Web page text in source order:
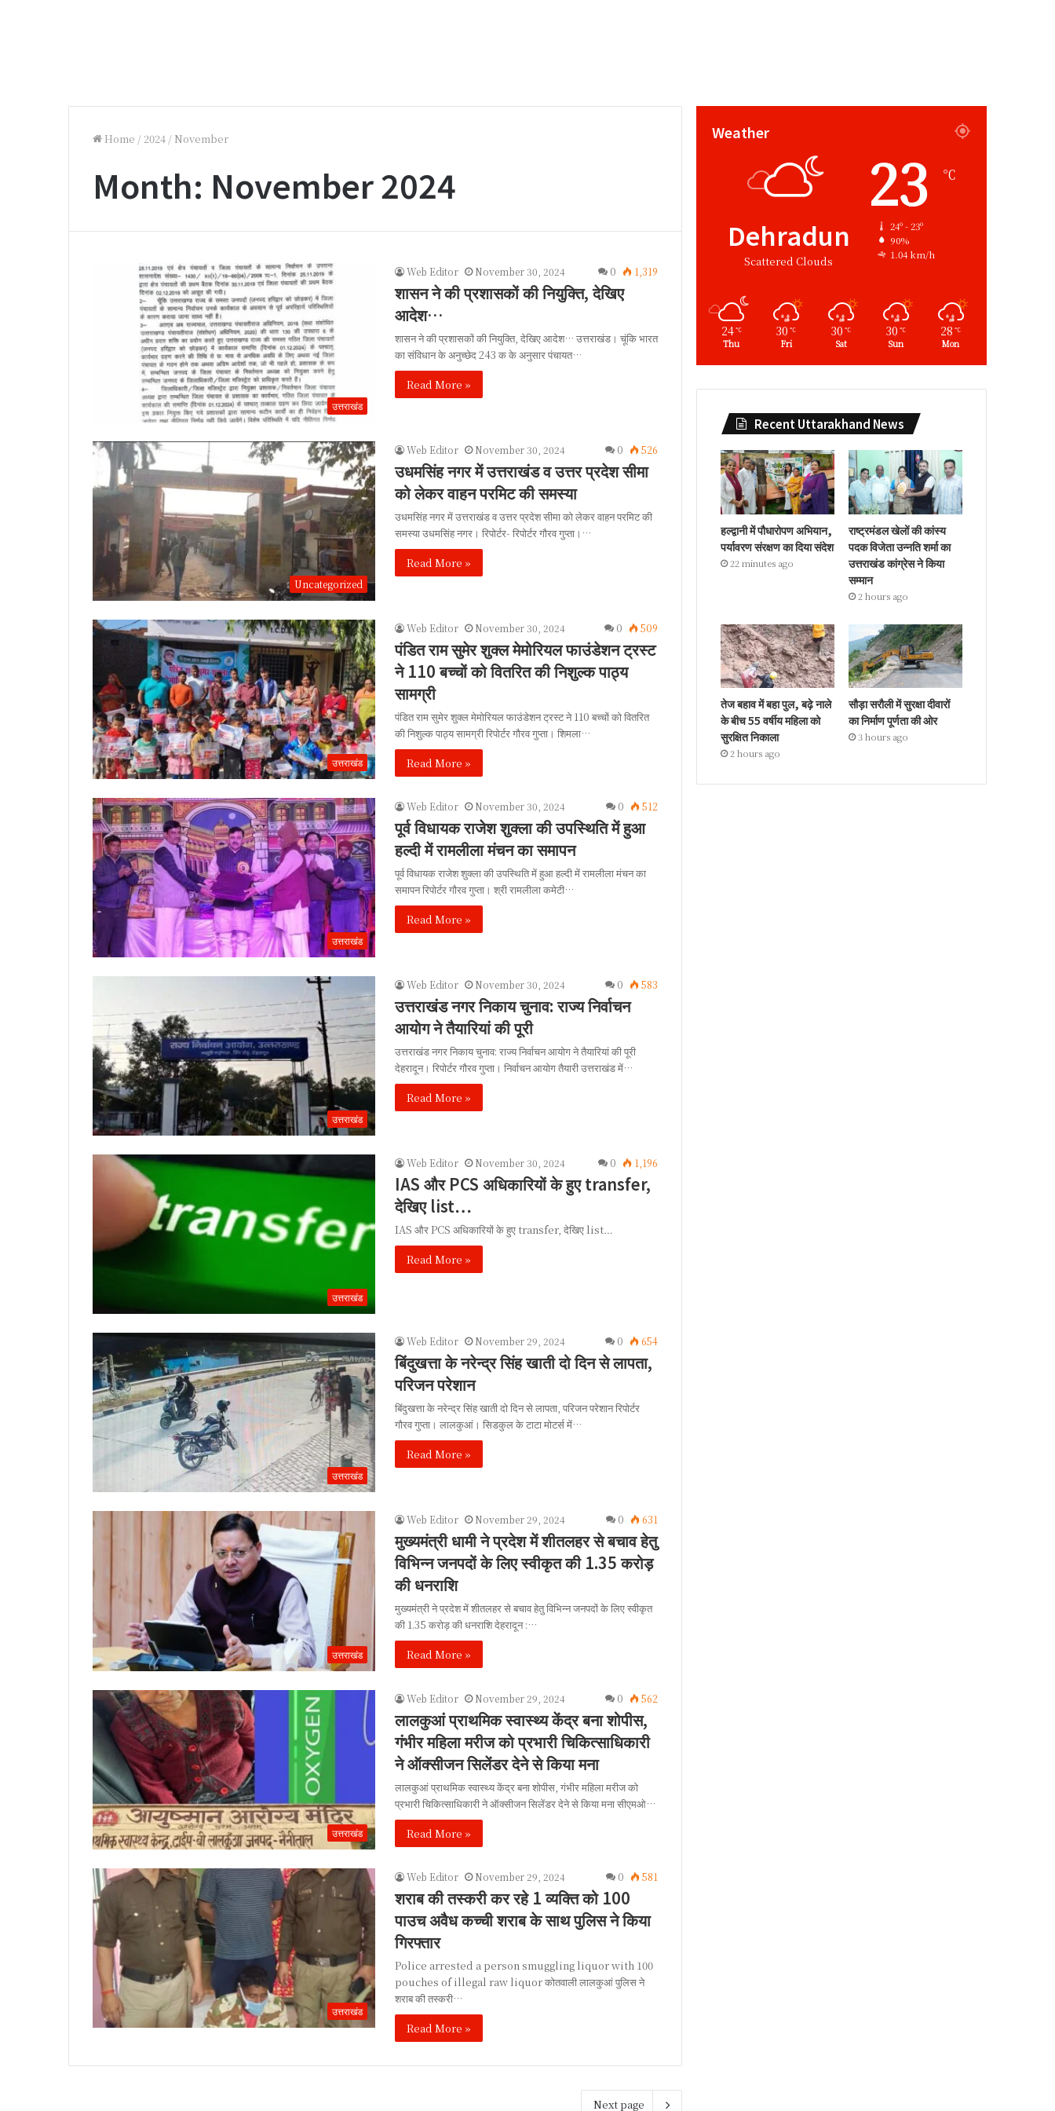
Home /2024 / November
Month: November 2024
उत्तराखंड
Web Editor November 30, 2024 0 1,319
शासन ने की प्रशासकों की नियुक्ति, देखिए
आदेश…
शासन ने की प्रशासकों की नियुक्ति, देखिए आदेश… उत्तराखंड। चूंकि भारत
का संविधान के अनुच्छेद 243 क के अनुसार पंचायत…
Read More »
Uncategorized
Web Editor November 30, 2024 0 526
उधमसिंह नगर में उत्तराखंड व उत्तर प्रदेश सीमा
को लेकर वाहन परमिट की समस्या
उधमसिंह नगर में उत्तराखंड व उत्तर प्रदेश सीमा को लेकर वाहन परमिट की
समस्या उधमसिंह नगर। रिपोर्टर- रिपोर्टर गौरव गुप्ता।…
Read More »
उत्तराखंड
Web Editor November 30, 2024 0 509
पंडित राम सुमेर शुक्ल मेमोरियल फाउंडेशन ट्रस्ट
ने 110 बच्चों को वितरित की निशुल्क पाठ्य
सामग्री
पंडित राम सुमेर शुक्ल मेमोरियल फाउंडेशन ट्रस्ट ने 110 बच्चों को वितरित
की निशुल्क पाठ्य सामग्री रिपोर्टर गौरव गुप्ता। शिमला…
Read More »
उत्तराखंड
Web Editor November 30, 2024 0 512
पूर्व विधायक राजेश शुक्ला की उपस्थिति में हुआ
हल्दी में रामलीला मंचन का समापन
पूर्व विधायक राजेश शुक्ला की उपस्थिति में हुआ हल्दी में रामलीला मंचन का
समापन रिपोर्टर गौरव गुप्ता। श्री रामलीला कमेटी…
Read More »
उत्तराखंड
Web Editor November 30, 2024 0 583
उत्तराखंड नगर निकाय चुनाव: राज्य निर्वाचन
आयोग ने तैयारियां की पूरी
उत्तराखंड नगर निकाय चुनाव: राज्य निर्वाचन आयोग ने तैयारियां की पूरी
देहरादून। रिपोर्टर गौरव गुप्ता। निर्वाचन आयोग तैयारी उत्तराखंड में…
Read More »
उत्तराखंड
Web Editor November 30, 2024 0 1,196
IAS और PCS अधिकारियों के हुए transfer,
देखिए list…
IAS और PCS अधिकारियों के हुए transfer, देखिए list…
Read More »
उत्तराखंड
Web Editor November 29, 2024 0 654
बिंदुखत्ता के नरेन्द्र सिंह खाती दो दिन से लापता,
परिजन परेशान
बिंदुखत्ता के नरेन्द्र सिंह खाती दो दिन से लापता, परिजन परेशान रिपोर्टर
गौरव गुप्ता। लालकुआं। सिडकुल के टाटा मोटर्स में…
Read More »
उत्तराखंड
Web Editor November 29, 2024 0 631
मुख्यमंत्री धामी ने प्रदेश में शीतलहर से बचाव हेतु
विभिन्न जनपदों के लिए स्वीकृत की 1.35 करोड़
की धनराशि
मुख्यमंत्री ने प्रदेश में शीतलहर से बचाव हेतु विभिन्न जनपदों के लिए स्वीकृत
की 1.35 करोड़ की धनराशि देहरादून :…
Read More »
उत्तराखंड
Web Editor November 29, 2024 0 562
लालकुआं प्राथमिक स्वास्थ्य केंद्र बना शोपीस,
गंभीर महिला मरीज को प्रभारी चिकित्साधिकारी
ने ऑक्सीजन सिलेंडर देने से किया मना
लालकुआं प्राथमिक स्वास्थ्य केंद्र बना शोपीस, गंभीर महिला मरीज को
प्रभारी चिकित्साधिकारी ने ऑक्सीजन सिलेंडर देने से किया मना सीएमओ…
Read More »
उत्तराखंड
Web Editor November 29, 2024 0 581
शराब की तस्करी कर रहे 1 व्यक्ति को 100
पाउच अवैध कच्ची शराब के साथ पुलिस ने किया
गिरफ्तार
Police arrested a person smuggling liquor with 100
pouches of illegal raw liquor कोतवाली लालकुआं पुलिस ने
शराब की तस्करी…
Read More »
Next page
Weather
Dehradun
Scattered Clouds
23 ℃
24º - 23º
90%
1.04 km/h
24 ℃
Thu
30 ℃
Fri
30 ℃
Sat
30 ℃
Sun
28 ℃
Mon
Recent Uttarakhand News
हल्द्वानी में पौधारोपण अभियान,
पर्यावरण संरक्षण का दिया संदेश
22 minutes ago
राष्ट्रमंडल खेलों की कांस्य
पदक विजेता उन्नति शर्मा का
उत्तराखंड कांग्रेस ने किया
सम्मान
2 hours ago
तेज बहाव में बहा पुल, बढ़े नाले
के बीच 55 वर्षीय महिला को
सुरक्षित निकाला
2 hours ago
सौड़ा सरौली में सुरक्षा दीवारों
का निर्माण पूर्णता की ओर
3 hours ago